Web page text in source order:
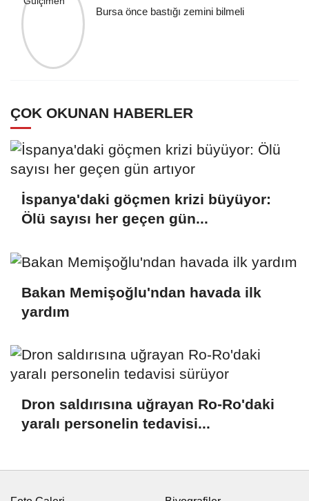
Bursa önce bastığı zemini bilmeli
ÇOK OKUNAN HABERLER
İspanya'daki göçmen krizi büyüyor:
Ölü sayısı her geçen gün...
Bakan Memişoğlu'ndan havada ilk
yardım
Dron saldırısına uğrayan Ro-Ro'daki
yaralı personelin tedavisi...